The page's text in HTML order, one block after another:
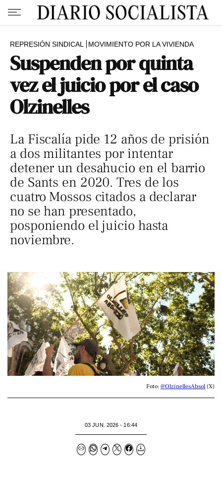
REPRESIÓN SINDICAL MOVIMIENTO POR LA VIVIENDA
Suspenden por quinta
vez el juicio por el caso
Olzinelles
La Fiscalía pide 12 años de prisión
a dos militantes por intentar
detener un desahucio en el barrio
de Sants en 2020. Tres de los
cuatro Mossos citados a declarar
no se han presentado,
posponiendo el juicio hasta
noviembre.
Foto: @OlzinellesAbsol (X)
03 JUN. 2026 - 16:44